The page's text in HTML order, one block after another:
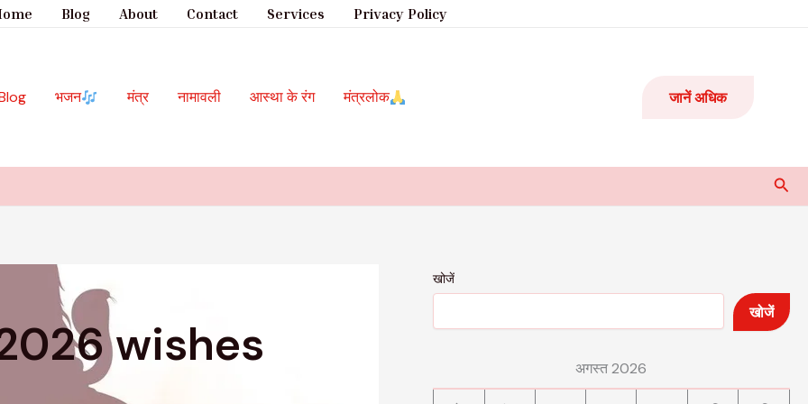
Blog About Contact Services Privacy Policy
भजन मंत्र नामावली आस्था के रंग मंत्रलोक जानें अधिक
wishes
खोजें
खोजें
अगस्त 2026